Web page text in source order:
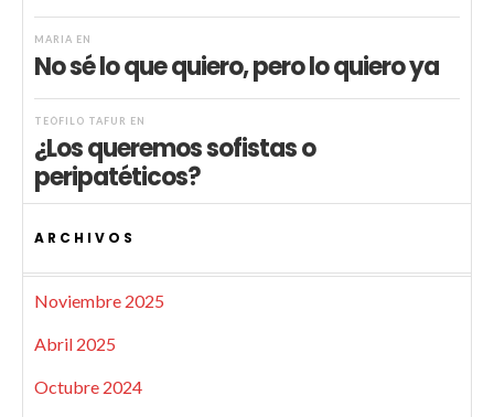
MARIA EN
No sé lo que quiero, pero lo quiero ya
TEÓFILO TAFUR EN
¿Los queremos sofistas o
peripatéticos?
ARCHIVOS
Noviembre 2025
Abril 2025
Octubre 2024